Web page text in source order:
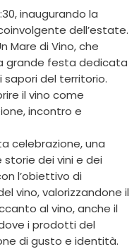
inaugurando la
dell’estate.
Mare di Vino, che
grande festa dedicata
sapori del territorio.
il vino come
incontro e
celebrazione, una
dei vini e dei
l’obiettivo di
vino, valorizzandone il
al vino, anche il
i prodotti del
di gusto e identità.